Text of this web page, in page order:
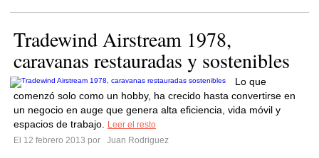
Tradewind Airstream 1978,
caravanas restauradas y sostenibles
Lo que
comenzó solo como un hobby, ha crecido hasta convertirse en
un negocio en auge que genera alta eficiencia, vida móvil y
espacios de trabajo.
Leer el resto
El 12 febrero 2013 por
Juan Rodriguez